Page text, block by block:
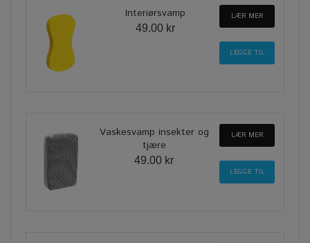
Interiørsvamp
49.00 kr
LÆR MER
Vaskesvamp insekter og
tjære
49.00 kr
LÆR MER